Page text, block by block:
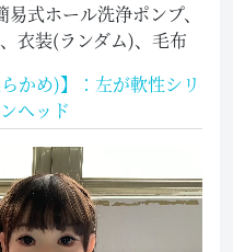
式ホール洗浄ポンプ、
衣装(ランダム)、毛布
かめ)】：左が軟性シリ
ヘッド